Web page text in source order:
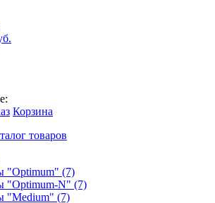
Корзина
товаров
"Optimum" (7)
"Optimum-N" (7)
"Medium" (7)